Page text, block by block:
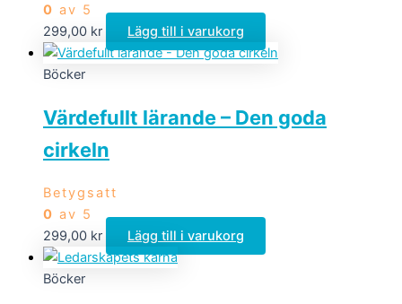
0 av 5
299,00 kr Lägg till i varukorg
Böcker
Värdefullt lärande – Den goda
cirkeln
Betygsatt
0 av 5
299,00 kr Lägg till i varukorg
Böcker